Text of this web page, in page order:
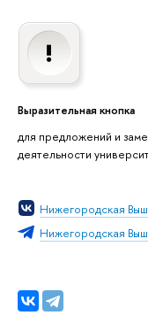
Выразительная кнопка
для предложений и
деятельности
Нижегородская
Нижегородская